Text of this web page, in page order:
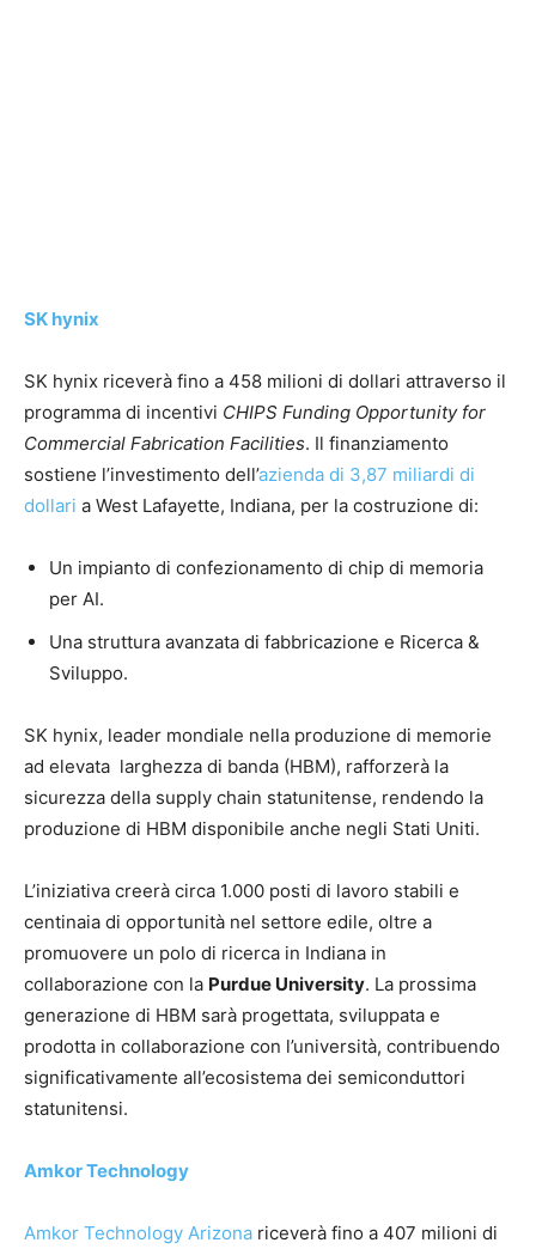
SK hynix
SK hynix riceverà fino a 458 milioni di dollari attraverso il
programma di incentivi CHIPS Funding Opportunity for
Commercial Fabrication Facilities. Il finanziamento
sostiene l’investimento dell’azienda di 3,87 miliardi di
dollari a West Lafayette, Indiana, per la costruzione di:
Un impianto di confezionamento di chip di memoria
per AI.
Una struttura avanzata di fabbricazione e Ricerca &
Sviluppo.
SK hynix, leader mondiale nella produzione di memorie
ad elevata larghezza di banda (HBM), rafforzerà la
sicurezza della supply chain statunitense, rendendo la
produzione di HBM disponibile anche negli Stati Uniti.
L’iniziativa creerà circa 1.000 posti di lavoro stabili e
centinaia di opportunità nel settore edile, oltre a
promuovere un polo di ricerca in Indiana in
collaborazione con la Purdue University. La prossima
generazione di HBM sarà progettata, sviluppata e
prodotta in collaborazione con l’università, contribuendo
significativamente all’ecosistema dei semiconduttori
statunitensi.
Amkor Technology
Amkor Technology Arizona riceverà fino a 407 milioni di